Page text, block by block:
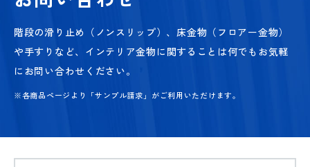
階段の滑り止め（ノンスリップ）、床金物（フロアー金物）
や手すりなど、 インテリア金物に関することは何でもお気軽
にお問い合わせください。
※各商品ページより「サンプル請求」がご利用いただけます。